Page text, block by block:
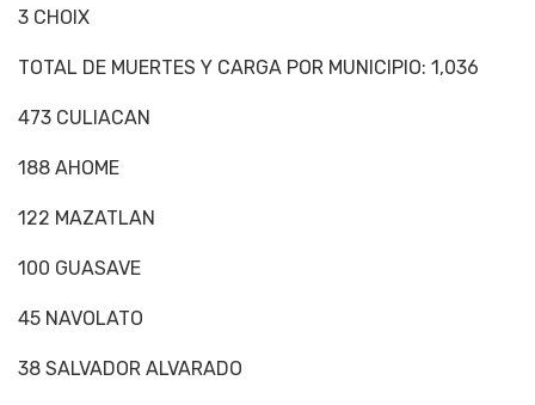
3 CHOIX
TOTAL DE MUERTES Y CARGA POR MUNICIPIO: 1,036
473 CULIACAN
188 AHOME
122 MAZATLAN
100 GUASAVE
45 NAVOLATO
38 SALVADOR ALVARADO